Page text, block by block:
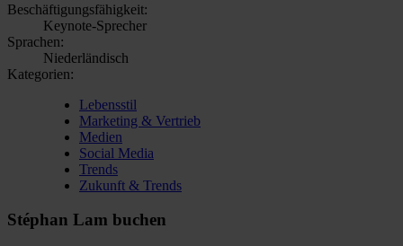
Beschäftigungsfähigkeit:
Keynote-Sprecher
Sprachen:
Niederländisch
Kategorien:
Lebensstil
Marketing & Vertrieb
Medien
Social Media
Trends
Zukunft & Trends
Stéphan Lam buchen